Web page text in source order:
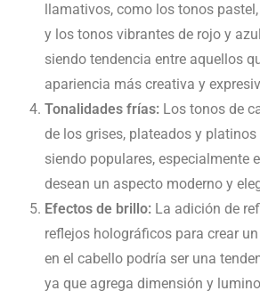
llamativos, como los tonos
y los tonos vibrantes de rojo y
siendo tendencia entre aquellos
apariencia más creativa y
Tonalidades frías: Los tonos de
de los grises, plateados y
siendo populares, especialmente
desean un aspecto moderno y
Efectos de brillo: La adición de
reflejos holográficos para crear
en el cabello podría ser una
ya que agrega dimensión y